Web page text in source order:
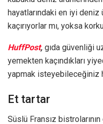
hayatlarındaki en iyi
kaçırıyorlar mı, yoksa
HuffPost, gıda güvenliği
yemekten kaçındıkları
yapmak isteyebileceğiniz
Et tartar
Süslü Fransız